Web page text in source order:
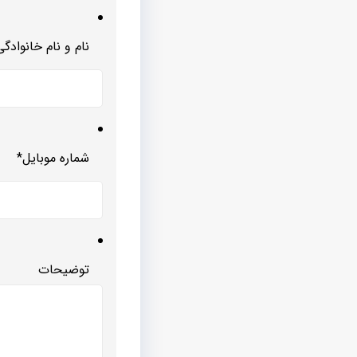
نام و نام
شماره موبایل*
توضیحات